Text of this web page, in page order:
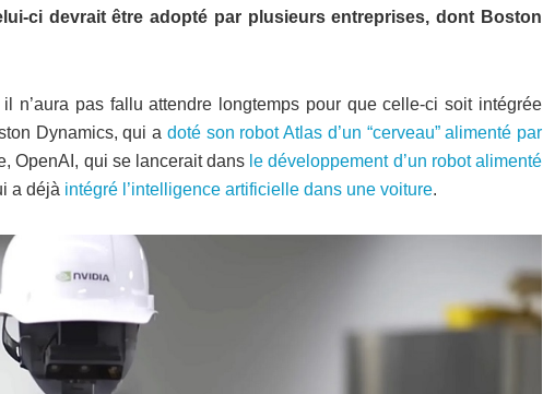
ci devrait être adopté par plusieurs entreprises, dont Boston
n’aura pas fallu attendre longtemps pour que celle-ci soit intégrée
Dynamics, qui a doté son robot Atlas d’un “cerveau” alimenté par
OpenAI, qui se lancerait dans le développement d’un robot alimenté
a déjà intégré l’intelligence artificielle dans une voiture.